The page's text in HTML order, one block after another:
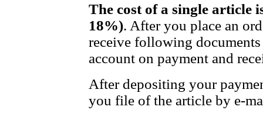
The cost of a single article
18%). After you place an
receive following
account on payment and
After depositing your
you file of the article by e-